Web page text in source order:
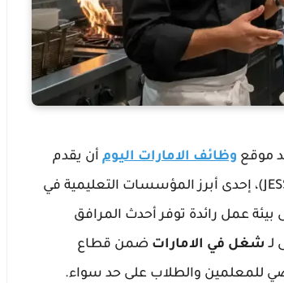
موقع وظائف الامارات اليوم أن يقدم
لكم إعلاناً حصرياً من مدرسة جميرا الناطقة باللغة الإنجليزية (JESS)، إحدى أبرز المؤسسات التعليمية في
عمل رائدة توفر أحدث المرافق
شغل في الامارات ضمن قطاع
للمعلمين والطلاب على حد سواء.